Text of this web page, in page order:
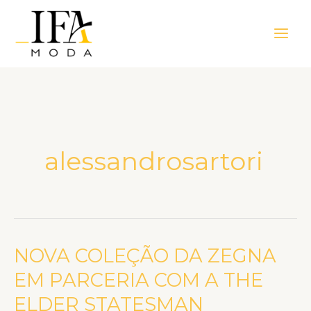
Menu
alessandrosartori
NOVA COLEÇÃO DA ZEGNA
EM PARCERIA COM A THE
ELDER STATESMAN
NOVA
COLEÇÃO
DA
ZEGNA